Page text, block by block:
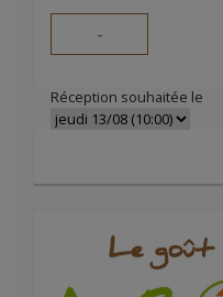
-
Réception souhaitée le